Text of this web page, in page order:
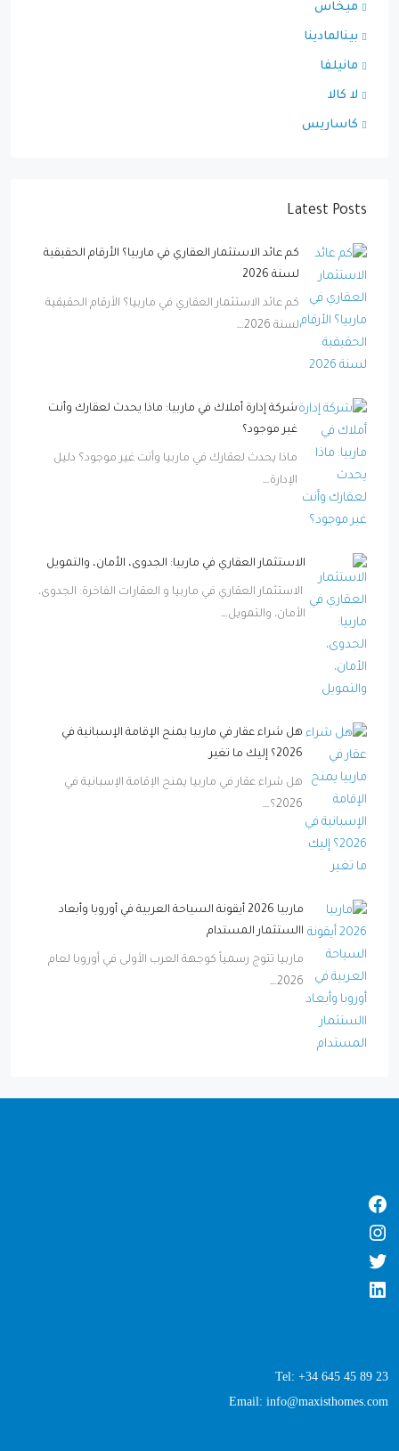
ميخاس
بينالمادينا
مانيلفا
لا كالا
كاساريس
Latest Posts
كم عائد الاستثمار العقاري في ماربيا؟ الأرقام الحقيقية
لسنة 2026
كم عائد الاستثمار العقاري في ماربيا؟ الأرقام الحقيقية
لسنة 2026…
شركة إدارة أملاك في ماربيا: ماذا يحدث لعقارك وأنت
غير موجود؟
ماذا يحدث لعقارك في ماربيا وأنت غير موجود؟ دليل
الإدارة…
الاستثمار العقاري في ماربيا: الجدوى، الأمان، والتمويل
الاستثمار العقاري في ماربيا و العقارات الفاخرة: الجدوى،
الأمان، والتمويل…
هل شراء عقار في ماربيا يمنح الإقامة الإسبانية في
2026؟ إليك ما تغير
هل شراء عقار في ماربيا يمنح الإقامة الإسبانية في
2026؟…
ماربيا 2026 أيقونة السياحة العربية في أوروبا وأبعاد
االستثمار المستدام
ماربيا تتوج رسمياً كوجهة العرب الأولى في أوروبا لعام
2026…
Tel: +34 645 45 89 23
Email: info@maxisthomes.com